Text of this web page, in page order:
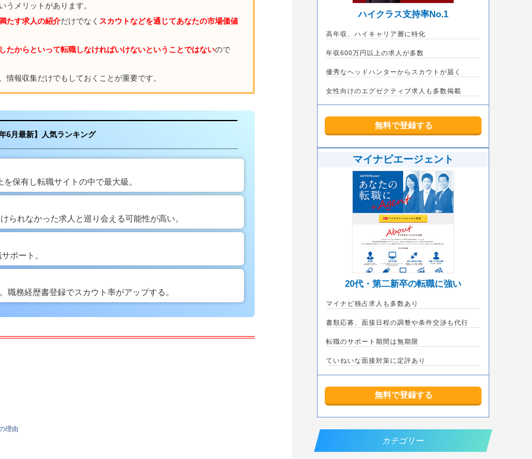
うメリットがあります。
たす求人の紹介だけでなく スカウトなどを通じてあなたの市場価値
たからといって転職しなければいけないということではないので
報収集だけでもしておくことが重要です。
6月最新】人気ランキング
保有し転職サイトの中で最大級。
られなかった求人と巡り会える可能性が高い。
ポート。
務経歴書登録でスカウト率がアップする。
理由
ハイクラス支持率No.1
高年収、ハイキャリア層に特化
年収600万円以上の求人が多数
優秀なヘッドハンターからスカウトが届く
女性向けのエグゼクティブ求人も多数掲載
無料で登録する
マイナビエージェント
20代・第二新卒の転職に強い
マイナビ独占求人も多数あり
書類応募、面接日程の調整や条件交渉も代行
転職のサポート期間は無期限
ていねいな面接対策に定評あり
無料で登録する
カテゴリー